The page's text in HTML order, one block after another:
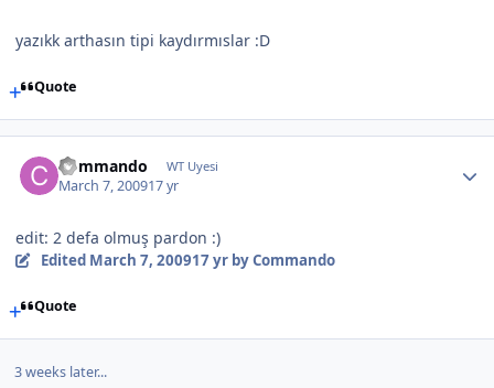
yazıkk arthasın tipi kaydırmıslar :D
Quote
Commando WT Uyesi
March 7, 200917 yr
edit: 2 defa olmuş pardon :)
Edited March 7, 200917 yrby Commando
Quote
3 weeks later...